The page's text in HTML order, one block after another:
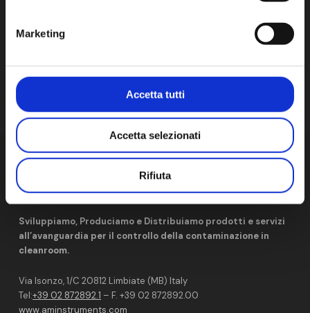
Marketing
Accetta tutti
Accetta selezionati
Rifiuta
Sviluppiamo, Produciamo e Distribuiamo prodotti e servizi
all’avanguardia per il controllo della contaminazione in
cleanroom.
Via Isonzo, 1/C 20812 Limbiate (MB) Italy
Tel:+39 02 872892.1 – F. +39 02 872892.00
www.aminstruments.com